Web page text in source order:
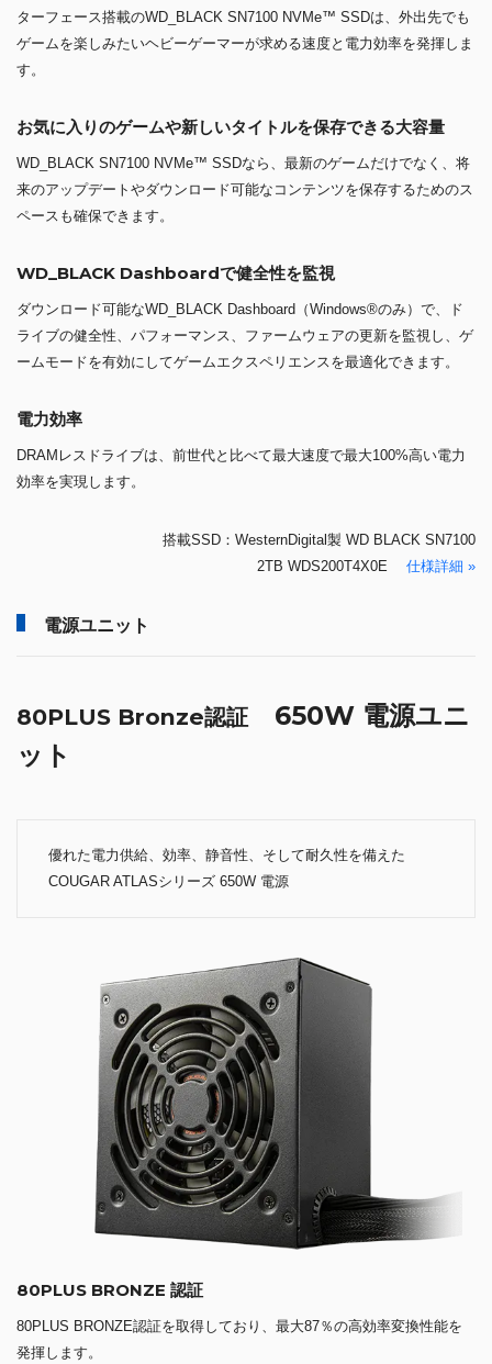
ターフェース搭載のWD_BLACK SN7100 NVMe™ SSDは、外出先でも
ゲームを楽しみたいヘビーゲーマーが求める速度と電力効率を発揮しま
す。
お気に入りのゲームや新しいタイトルを保存できる大容量
WD_BLACK SN7100 NVMe™ SSDなら、最新のゲームだけでなく、将
来のアップデートやダウンロード可能なコンテンツを保存するためのス
ペースも確保できます。
WD_BLACK Dashboardで健全性を監視
ダウンロード可能なWD_BLACK Dashboard（Windows®のみ）で、ド
ライブの健全性、パフォーマンス、ファームウェアの更新を監視し、ゲ
ームモードを有効にしてゲームエクスペリエンスを最適化できます。
電力効率
DRAMレスドライブは、前世代と比べて最大速度で最大100%高い電力
効率を実現します。
搭載SSD：WesternDigital製 WD BLACK SN7100
2TB WDS200T4X0E 仕様詳細 »
電源ユニット
80PLUS Bronze認証 650W 電源ユニ
ット
優れた電力供給、効率、静音性、そして耐久性を備えた
COUGAR ATLASシリーズ 650W 電源
80PLUS BRONZE 認証
80PLUS BRONZE認証を取得しており、最大87％の高効率変換性能を
発揮します。